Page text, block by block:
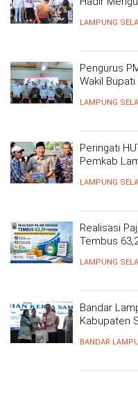
LAMPUNG
Pengurus
Wakil
LAMPUNG
Peringati
Pemkab
LAMPUNG
Realisasi
Tembus
LAMPUNG
Bandar
Kabupaten
BANDAR